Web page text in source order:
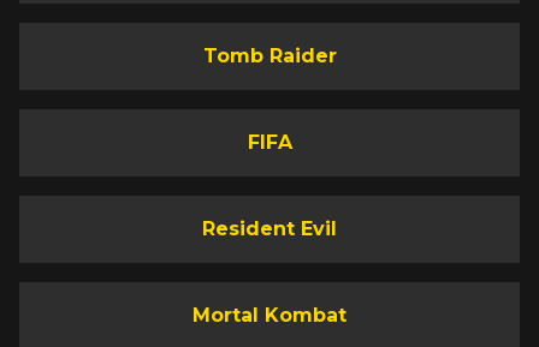
Tomb Raider
FIFA
Resident Evil
Mortal Kombat